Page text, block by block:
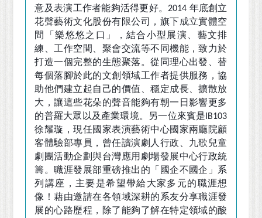
意及表演工作者能夠活得更好。 2014 年底創立
花聲藝術文化股份有限公司，旗下成立實體空
間「樂悠悠之口」，結合小型展演、藝文排
練、工作空間、聚會交流等不同機能，致力於
打造一個完整的生態聚落。從同理心出發、替
每個落腳於此的文創領域工作者提供服務，協
助他們建立起自己的價值、穩定成長、擴散放
大，讓這些花朵的聲音能夠有朝一日影響更多
的普羅大眾以及產業環境。另一位來賓是 IB103
徐耀璇，現任國家表演藝術中心國家兩廳院顧
客體驗部專員，曾任讀演劇人行政、九歌兒童
劇團活動企劃與台灣應用劇場發展中心行政統
籌。職涯發展部重磅推出的 「 國企不國企 」 系
列講座，主要是希望帶給大家多元的職涯想
像！藉由邀請在各領域深耕的系友分享職涯發
展的心路歷程，除了能夠了解在特定領域的酸